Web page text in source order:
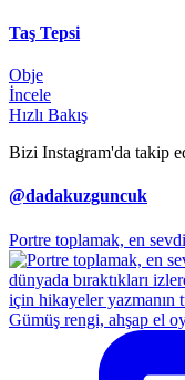
Taş Tepsi
Obje
İncele
Hızlı Bakış
Bizi Instagram'da takip
@dadakuzguncuk
Portre toplamak, en
Gümüş rengi, ahşap el